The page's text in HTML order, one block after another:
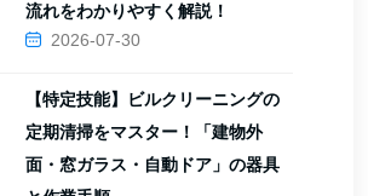
流れをわかりやすく解説！
2026-07-30
【特定技能】ビルクリーニングの
定期清掃をマスター！「建物外
面・窓ガラス・自動ドア」の器具